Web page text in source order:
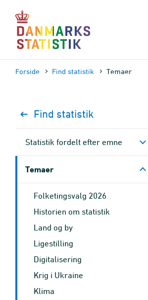
sidens
indhold
Forside Find statistik Temaer
Find statistik
Statistik fordelt efter emne
Temaer
Folketingsvalg 2026
Historien om statistik
Land og by
Ligestilling
Digitalisering
Krig i Ukraine
Klima